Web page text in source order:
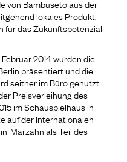
von Bambuseto aus der
lokales Produkt.
für das Zukunftspotenzial
2014 wurden die
präsentiert und die
seither im Büro genutzt
Preisverleihung des
im Schauspielhaus in
auf der Internationalen
Marzahn als Teil des